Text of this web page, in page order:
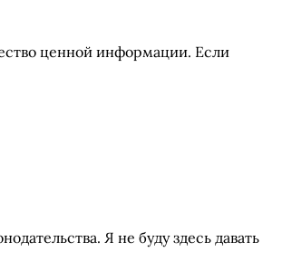
ценной информации. Если
Я не буду здесь давать